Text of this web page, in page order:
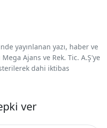
yayınlanan yazı, haber ve
Ajans ve Rek. Tic. A.Ş'ye
dahi iktibas
ver